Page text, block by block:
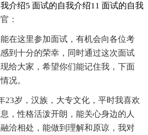
：
在这里参加面试，有机会向各位考
到十分的荣幸，同时通过这次面试
给大家，希望你们能记住我，下面
况。
23岁，汉族，大专文化，平时我喜欢
，性格活泼开朗，能关心身边的人
洽相处，能做到理解和原谅，我对
介绍5 面试的自我介绍11 面试的自我